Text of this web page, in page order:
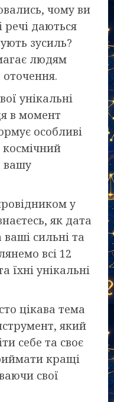
чому ви
даються
зусиль?
людям
унікальні
в момент
особливі
вашу
у
як дата
сильні та
всі 12
їхні унікальні
цікава тема
який
себе та своє
кращі
свої